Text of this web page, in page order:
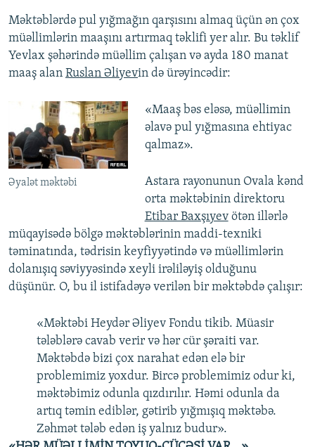
Məktəblərdə pul yığmağın qarşısını almaq üçün ən çox
müəllimlərin maaşını artırmaq təklifi yer alır. Bu təklif
Yevlax şəhərində müəllim çalışan və ayda 180 manat
maaş alan Ruslan Əliyevin də ürəyincədir:
Əyalət məktəbi
​«Maaş bəs eləsə, müəllimin
əlavə pul yığmasına ehtiyac
qalmaz».
Astara rayonunun Ovala kənd
orta məktəbinin direktoru
Etibar Baxşıyevötən illərlə
müqayisədə bölgə məktəblərinin maddi-texniki
təminatında, tədrisin keyfiyyətində və müəllimlərin
dolanışıq səviyyəsində xeyli irəliləyiş olduğunu
düşünür. O, bu il istifadəyə verilən bir məktəbdə çalışır:
«Məktəbi Heydər Əliyev Fondu tikib. Müasir
tələblərə cavab verir və hər cür şəraiti var.
Məktəbdə bizi çox narahat edən elə bir
problemimiz yoxdur. Bircə problemimiz odur ki,
məktəbimiz odunla qızdırılır. Həmi odunla da
artıq təmin ediblər, gətirib yığmışıq məktəbə.
Zəhmət tələb edən iş yalnız budur».